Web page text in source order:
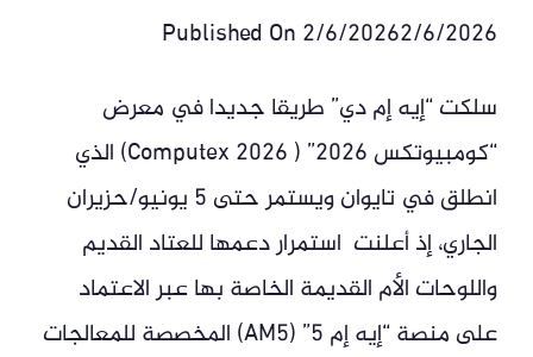
Published On 2/6/20262/6/2026
سلكت “إيه إم دي” طريقا جديدا في معرض
“كومبيوتكس 2026” ( Computex 2026) الذي
انطلق في تايوان ويستمر حتى 5 يونيو/حزيران
الجاري، إذ أعلنت استمرار دعمها للعتاد القديم
واللوحات الأم القديمة الخاصة بها عبر الاعتماد
على منصة “إيه إم 5” (AM5) المخصصة للمعالجات